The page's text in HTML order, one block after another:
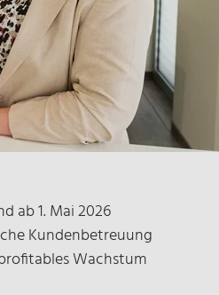
ab 1. Mai 2026
Kundenbetreuung
Wachstum